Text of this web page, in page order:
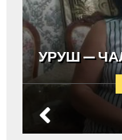
УРУШ —